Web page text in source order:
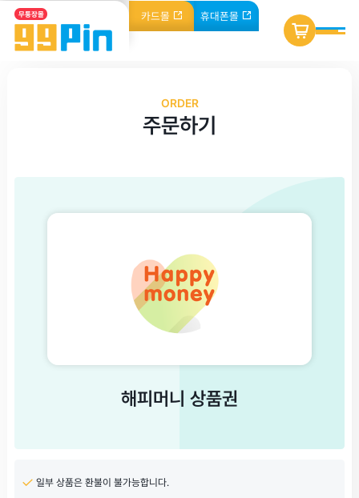
무통장몰 카드몰 휴대폰몰
ORDER
주문하기
해피머니 상품권
일부 상품은 환불이 불가능합니다.